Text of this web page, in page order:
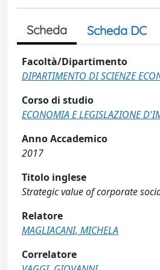
Scheda Scheda DC
Facoltà/Dipartimento
DIPARTIMENTO DI SCIENZE
Corso di studio
ECONOMIA E LEGISLAZIONE
Anno Accademico
2017
Titolo inglese
Strategic value of corporate
Relatore
MAGLIACANI, MICHELA
Correlatore